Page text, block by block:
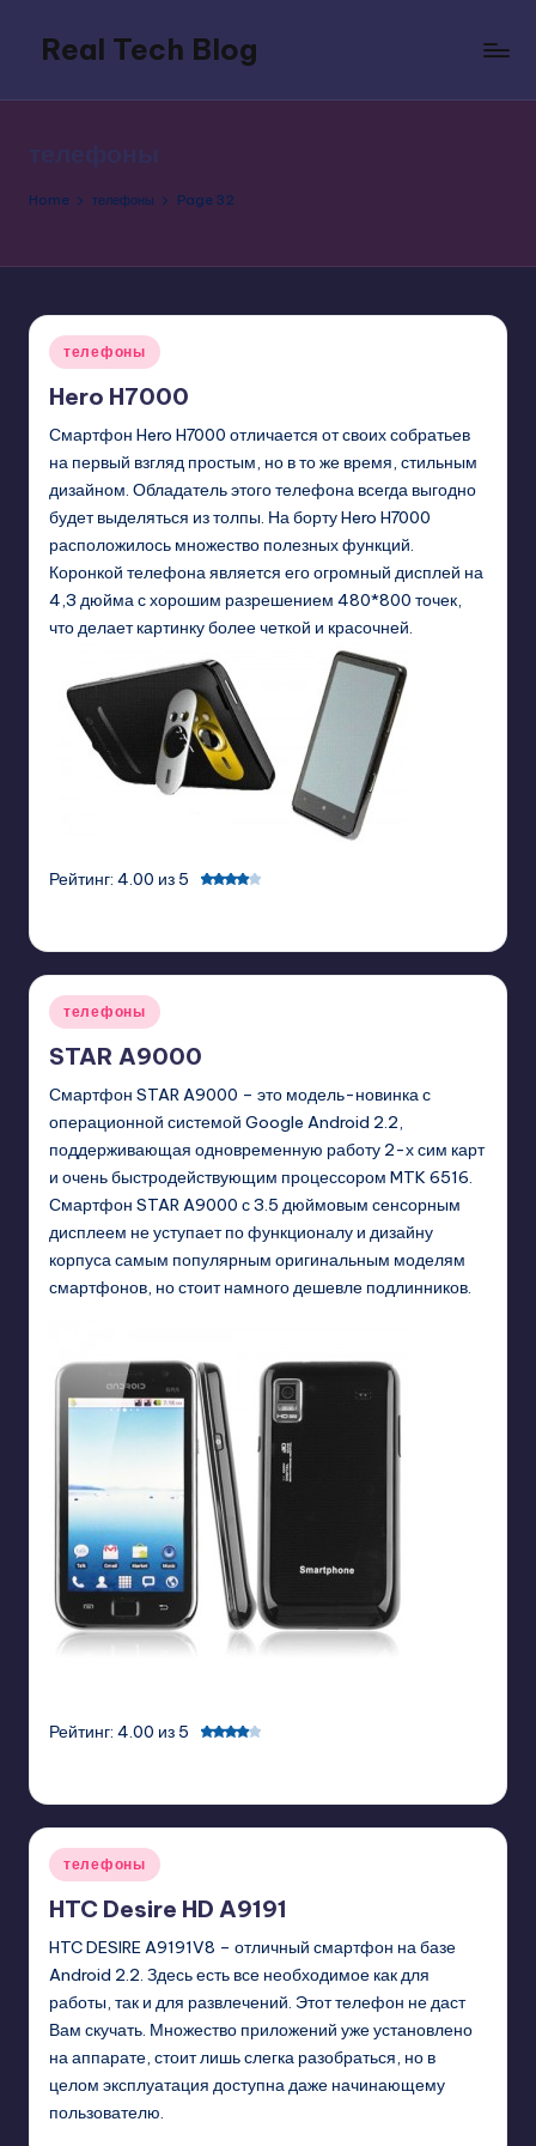
content
Real Tech Blog
trends,
Home телефоны Page 32
Posted
in
телефоны
Hero H7000
Смартфон Hero H7000 отличается от своих собратьев
на первый взгляд простым, но в то же время, стильным
дизайном. Обладатель этого телефона всегда выгодно
будет выделяться из толпы. На борту Hero H7000
расположилось множество полезных функций.
Коронкой телефона является его огромный дисплей на
4,3 дюйма с хорошим разрешением 480*800 точек,
что делает картинку более четкой и красочней.
Рейтинг: 4.00 из 5
Posted
in
телефоны
STAR A9000
Смартфон STAR A9000 – это модель-новинка с
операционной системой Google Android 2.2,
поддерживающая одновременную работу 2-х сим карт
и очень быстродействующим процессором MTK 6516.
Смартфон STAR A9000 с 3.5 дюймовым сенсорным
дисплеем не уступает по функционалу и дизайну
корпуса самым популярным оригинальным моделям
смартфонов, но стоит намного дешевле подлинников.
Рейтинг: 4.00 из 5
Posted
in
телефоны
HTC Desire HD A9191
HTC DESIRE A9191V8 – отличный смартфон на базе
Android 2.2. Здесь есть все необходимое как для
работы, так и для развлечений. Этот телефон не даст
Вам скучать. Множество приложений уже установлено
на аппарате, стоит лишь слегка разобраться, но в
целом эксплуатация доступна даже начинающему
пользователю.